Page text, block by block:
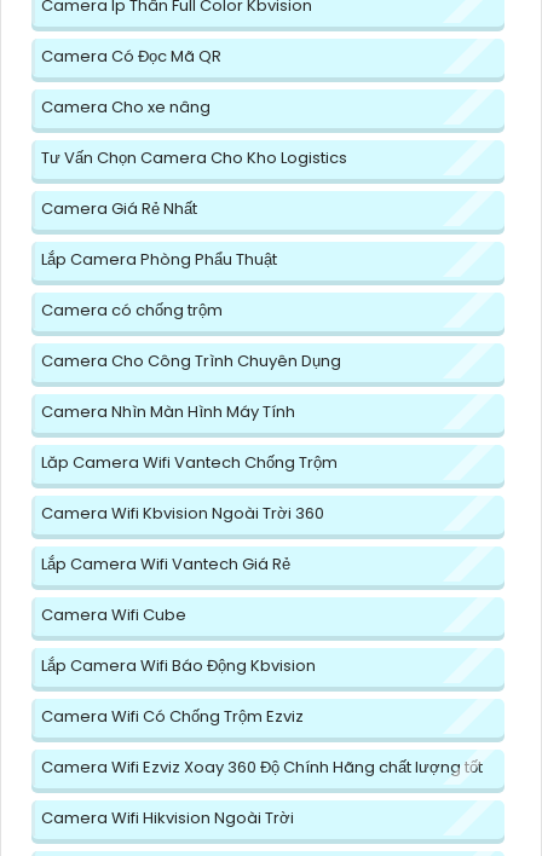
Camera Ip Thân Full Color Kbvision
Camera Có Đọc Mã QR
Camera Cho xe nâng
Tư Vấn Chọn Camera Cho Kho Logistics
Camera Giá Rẻ Nhất
Lắp Camera Phòng Phẩu Thuật
Camera có chống trộm
Camera Cho Công Trình Chuyên Dụng
Camera Nhìn Màn Hình Máy Tính
Lăp Camera Wifi Vantech Chống Trộm
Camera Wifi Kbvision Ngoài Trời 360
Lắp Camera Wifi Vantech Giá Rẻ
Camera Wifi Cube
Lắp Camera Wifi Báo Động Kbvision
Camera Wifi Có Chống Trộm Ezviz
Camera Wifi Ezviz Xoay 360 Độ Chính Hãng chất lượng tốt
Camera Wifi Hikvision Ngoài Trời